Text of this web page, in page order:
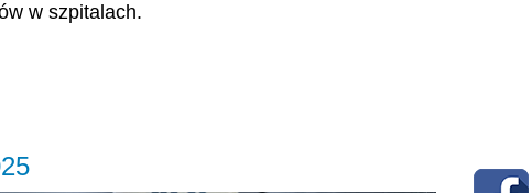
w szpitalach.